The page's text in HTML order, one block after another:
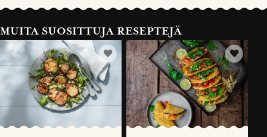
MUITA SUOSITTUJA RESEPTEJÄ